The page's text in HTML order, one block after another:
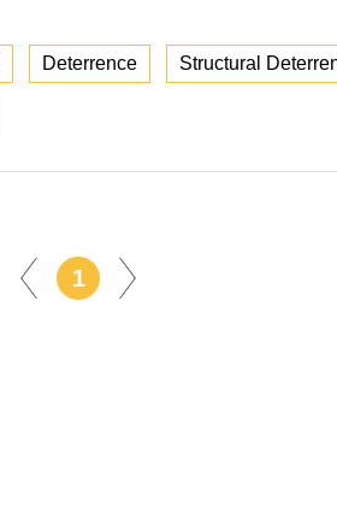
Deterrence Structural
1